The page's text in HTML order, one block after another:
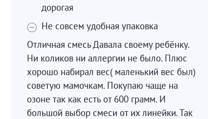
дорогая
Не совсем удобная упаковка
Отличная смесь Давала своему ребёнку.
Ни коликов ни аллергии не было. Плюс
хорошо набирал вес( маленький вес был)
советую мамочкам. Покупаю чаще на
озоне так как есть от 600 грамм. И
большой выбор смеси от их линейки. Так